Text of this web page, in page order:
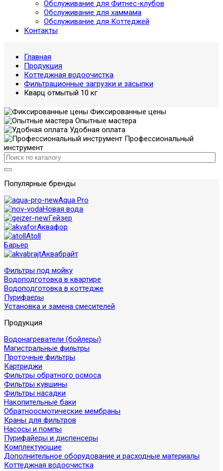
Обслуживание для Фитнес-клубов
Обслуживание для хаммама
Обслуживание для Коттеджей
Контакты
Главная
Продукция
Коттеджная водоочистка
Фильтрационные загрузки и засыпки
Кварц отмытый 10 кг
Фиксированные цены
Опытные мастера
Удобная оплата
Профессиональный
инструмент
Популярные бренды
Aqua Pro
Новая вода
Гейзер
Аквафор
Atoll
Барьер
Аквабрайт
Фильтры под мойку
Водоподготовка в квартире
Водоподготовка в коттедже
Пурифаеры
Установка и замена смесителей
Продукция
Водонагреватели (бойлеры)
Магистральные фильтры
Проточные фильтры
Картриджи
Фильтры обратного осмоса
Фильтры кувшины
Фильтры насадки
Накопительные баки
Обратноосмотические мембраны
Краны для фильтров
Насосы и помпы
Пурифайеры и диспенсеры
Комплектующие
Дополнительное оборудование и расходные материалы
Коттеджная водоочистка